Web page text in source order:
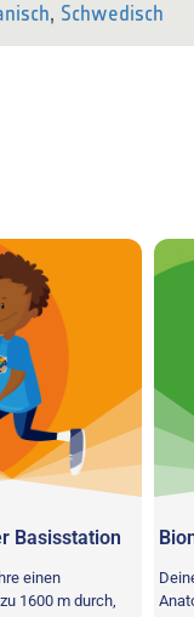
, Schwedisch
Basisstation
einen
1600 m durch,